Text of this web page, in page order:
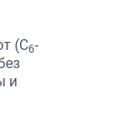
(С6-
и